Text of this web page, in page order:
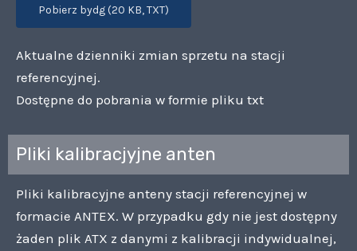
Pobierz bydg (20 KB, TXT)
Aktualne dzienniki zmian sprzetu na stacji
referencyjnej.
Dostępne do pobrania w formie pliku txt
Pliki kalibracjyjne anten
Pliki kalibracyjne anteny stacji referencyjnej w
formacie ANTEX. W przypadku gdy nie jest dostępny
żaden plik ATX z danymi z kalibracji indywidualnej,